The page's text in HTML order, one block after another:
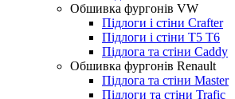
Обшивка фургонів VW
Підлоги і стіни Crafter
Підлоги і стіни T5 T6
Підлога та стіни Caddy
Обшивка фургонів Renault
Підлога та стіни Master
Підлоги та стіни Trafic